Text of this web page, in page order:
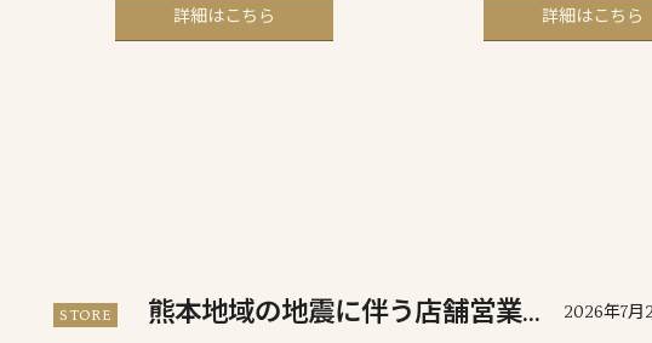
詳細はこちら 詳細はこちら
STORE
熊本地域の地震に伴う店舗営業・
2026年7月